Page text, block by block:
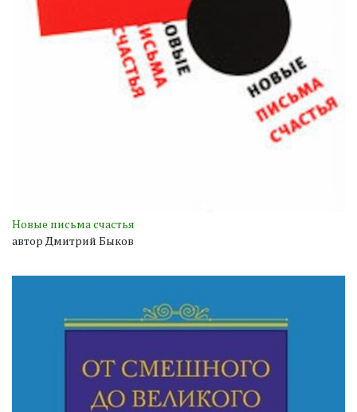
Новые письма счастья
автор Дмитрий Быков